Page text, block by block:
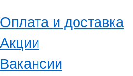
Оплата и доставка
Акции
Вакансии